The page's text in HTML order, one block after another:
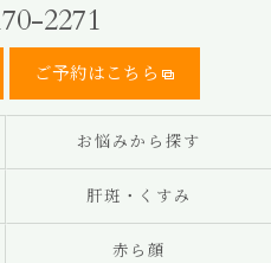
2271
ご予約はこちら
お悩みから探す
肝斑・くすみ
赤ら顔